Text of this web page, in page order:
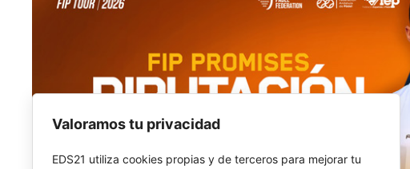
Valoramos tu privacidad
EDS21 utiliza cookies propias y de terceros para mejorar tu